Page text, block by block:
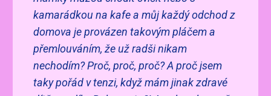
kamarádkou na kafe a můj každý odchod z
domova je provázen takovým pláčem a
přemlouváním, že už radši nikam
nechodím? Proč, proč, proč? A proč jsem
taky pořád v tenzi, když mám jinak zdravé